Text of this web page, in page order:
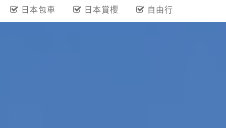
日本包車 日本賞櫻 自由行